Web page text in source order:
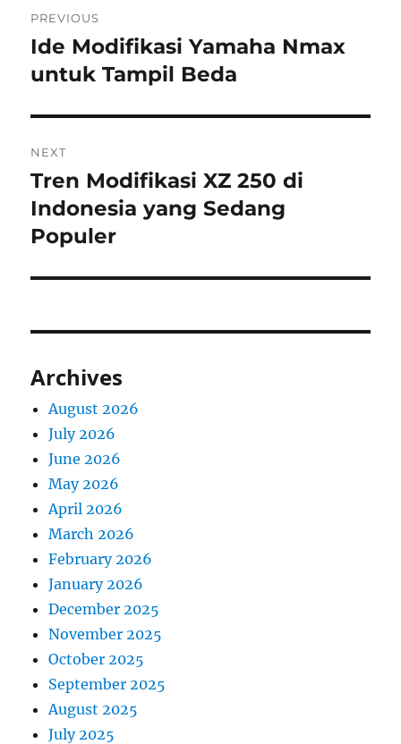
navigation
PREVIOUS
Previous
post:
Ide Modifikasi Yamaha Nmax
untuk Tampil Beda
NEXT
Next
post:
Tren Modifikasi XZ 250 di
Indonesia yang Sedang
Populer
Archives
August 2026
July 2026
June 2026
May 2026
April 2026
March 2026
February 2026
January 2026
December 2025
November 2025
October 2025
September 2025
August 2025
July 2025